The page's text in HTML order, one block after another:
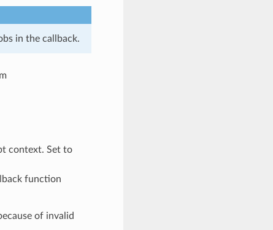
in the callback.
context. Set to
function
of invalid